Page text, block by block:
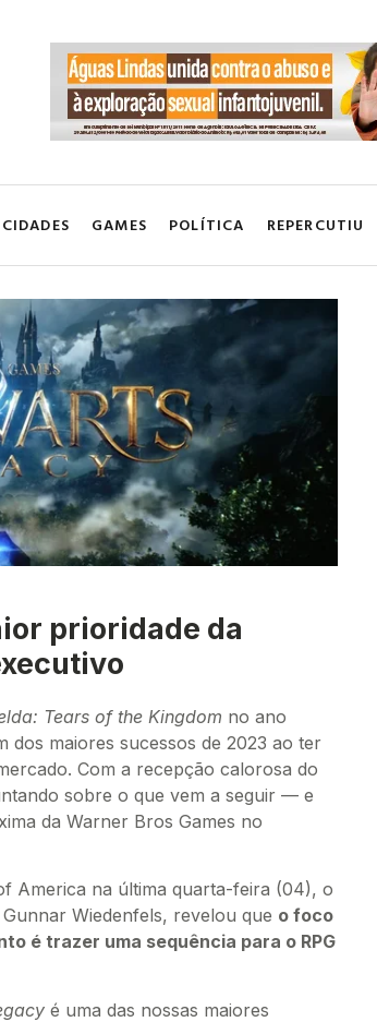
CIDADES GAMES POLÍTICA REPERCUTIU
prioridade da
Tears of the Kingdom no ano
dos maiores sucessos de 2023 ao ter
Com a recepção calorosa do
sobre o que vem a seguir — e
da Warner Bros Games no
America na última quarta-feira (04), o
Wiedenfels, revelou que o foco
é trazer uma sequência para o RPG
é uma das nossas maiores